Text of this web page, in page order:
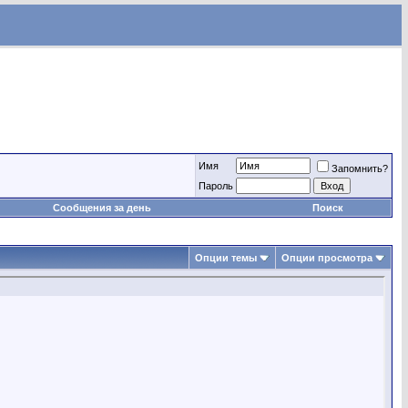
Имя
Запомнить?
Пароль
Сообщения за день
Поиск
Опции темы Опции просмотра